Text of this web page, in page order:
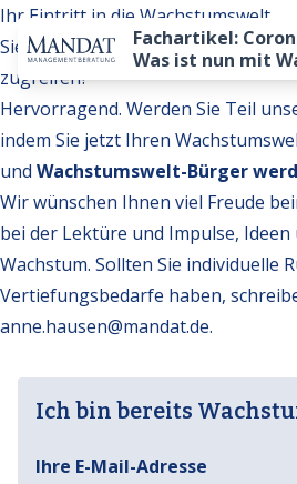
Fachartikel:
Was ist nun mit
Ihr Eintritt in die Wachstumswelt
Sie möchten auf weitere Inhalte der
zugreifen?
Hervorragend. Werden Sie Teil
indem Sie jetzt Ihren
und Wachstumswelt-Bürger
Wir wünschen Ihnen viel Freude
bei der Lektüre und Impulse,
Wachstum. Sollten Sie individuelle
Vertiefungsbedarfe haben,
anne.hausen@mandat.de.
Ich bin bereits
Ihre E-Mail-Adresse